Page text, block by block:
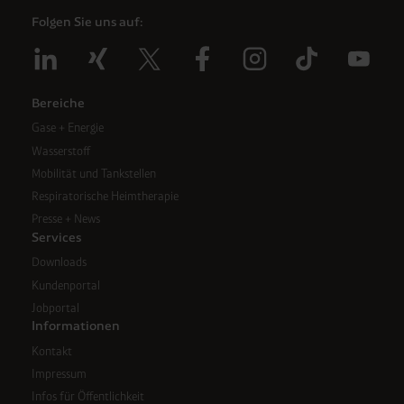
DSGVO sicher (z. B. EU-Standardvertragsklauseln).
unterschiedlich lange gespeichert. Die maximale
anders vorgeschrieben oder technisch erforderlich.
Verantwortlicher:
43, 48155 Münster E-Mail: datenschutz@westfalen.com
Folgen Sie uns auf:
Bereiche
Gase + Energie
Wasserstoff
Mobilität und Tankstellen
Respiratorische Heimtherapie
Presse + News
Services
Downloads
Kundenportal
Jobportal
Informationen
Kontakt
Impressum
Infos für Öffentlichkeit